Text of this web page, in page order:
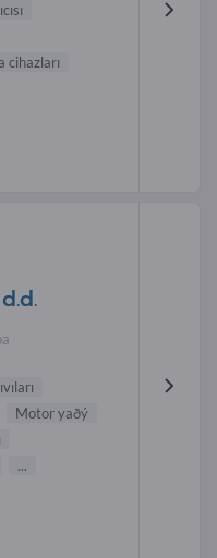
cihazları
Motor yaðý
...